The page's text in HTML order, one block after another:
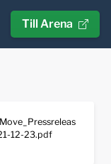
Till Arena
12-23.pdf